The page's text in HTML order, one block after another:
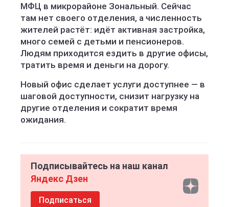
МФЦ в микрорайоне Зональный. Сейчас
там нет своего отделения, а численность
жителей растёт: идёт активная застройка,
много семей с детьми и пенсионеров.
Людям приходится ездить в другие офисы,
тратить время и деньги на дорогу.
Новый офис сделает услуги доступнее — в
шаговой доступности, снизит нагрузку на
другие отделения и сократит время
ожидания.
Подписывайтесь на наш канал
Яндекс Дзен
Подписаться